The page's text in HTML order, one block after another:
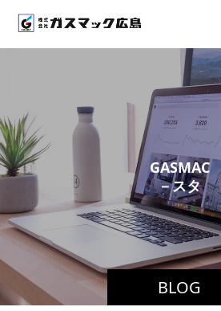
BLOG
GASMAC
－スタッフブロ